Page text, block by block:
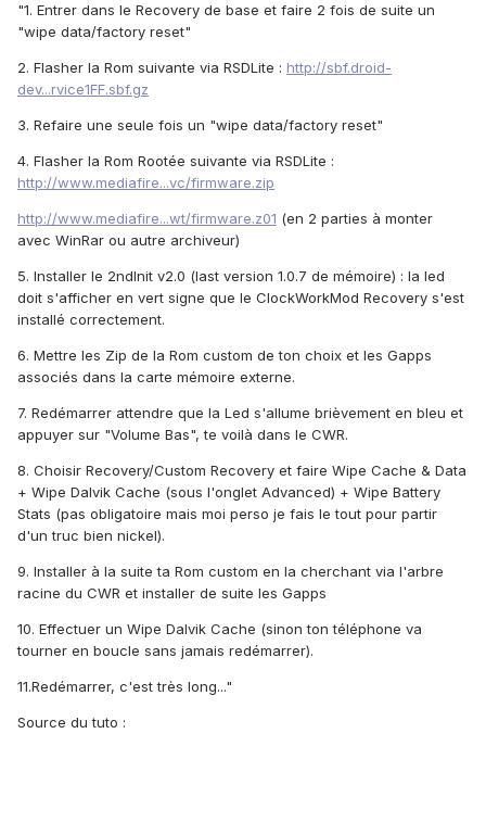
"1. Entrer dans le Recovery de base et faire 2 fois de suite un
"wipe data/factory reset"
2. Flasher la Rom suivante via RSDLite : http://sbf.droid-
dev...rvice1FF.sbf.gz
3. Refaire une seule fois un "wipe data/factory reset"
4. Flasher la Rom Rootée suivante via RSDLite :
http://www.mediafire...vc/firmware.zip
http://www.mediafire...wt/firmware.z01 (en 2 parties à monter
avec WinRar ou autre archiveur)
5. Installer le 2ndInit v2.0 (last version 1.0.7 de mémoire) : la led
doit s'afficher en vert signe que le ClockWorkMod Recovery s'est
installé correctement.
6. Mettre les Zip de la Rom custom de ton choix et les Gapps
associés dans la carte mémoire externe.
7. Redémarrer attendre que la Led s'allume brièvement en bleu et
appuyer sur "Volume Bas", te voilà dans le CWR.
8. Choisir Recovery/Custom Recovery et faire Wipe Cache & Data
+ Wipe Dalvik Cache (sous l'onglet Advanced) + Wipe Battery
Stats (pas obligatoire mais moi perso je fais le tout pour partir
d'un truc bien nickel).
9. Installer à la suite ta Rom custom en la cherchant via l'arbre
racine du CWR et installer de suite les Gapps
10. Effectuer un Wipe Dalvik Cache (sinon ton téléphone va
tourner en boucle sans jamais redémarrer).
11.Redémarrer, c'est très long..."
Source du tuto :